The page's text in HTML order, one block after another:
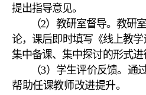
提出指导意见。
（2）教研室督导。教
论，课后即时填写《线上教
集中备课、集中探讨的形式进
（3）学生评价反馈。
帮助任课教师改进提升。